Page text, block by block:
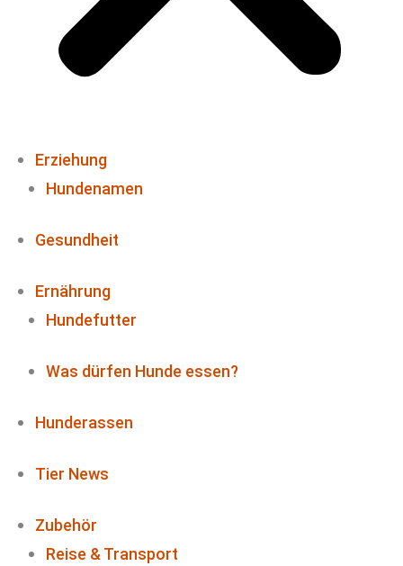
Erziehung
Hundenamen
Gesundheit
Ernährung
Hundefutter
Was dürfen Hunde essen?
Hunderassen
Tier News
Zubehör
Reise & Transport